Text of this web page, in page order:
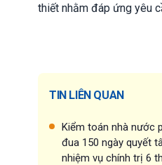
thiết nhằm đáp ứng yêu
TIN LIÊN QUAN
Kiểm toán nhà nước
đua 150 ngày quyết
nhiệm vụ chính trị 6